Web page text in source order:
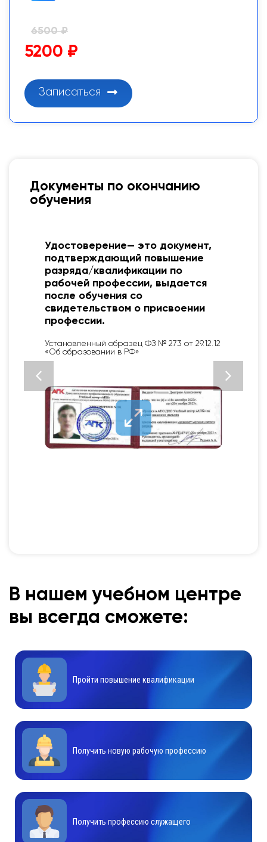
6500 ₽
5200 ₽
Записаться
Документы по окончанию
обучения
Удостоверение— это документ,
подтверждающий повышение
разряда/квалификации по
рабочей профессии, выдается
после обучения со
свидетельством о присвоении
профессии.
Установленный образец ФЗ № 273 от 29.12.12
«Об образовании в РФ»
В нашем учебном центре
вы всегда сможете:
Пройти повышение квалификации
Получить новую рабочую профессию
Получить профессию служащего